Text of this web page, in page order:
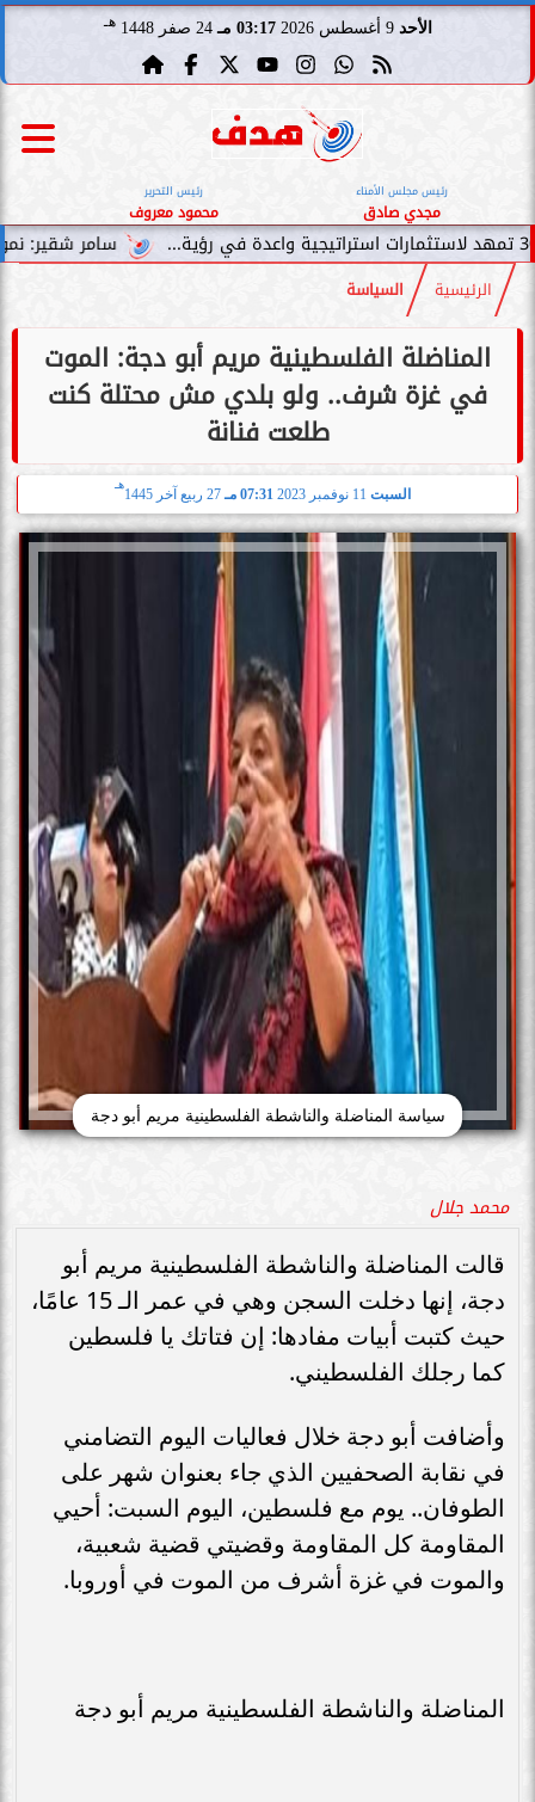
الأحد 9 أغسطس 2026 03:17 مـ 24 صفر 1448 هـ
رئيس مجلس الأمناء
مجدي صادق
رئيس التحرير
محمود معروف
سامر شقير: نمو صناديق
الرئيسية السياسة
المناضلة الفلسطينية مريم أبو دجة: الموت
في غزة شرف.. ولو بلدي مش محتلة كنت
طلعت فنانة
السبت 07:31 مـ 27 ربيع آخر 1445
هـ
سياسة المناضلة والناشطة الفلسطينية مريم أبو دجة
محمد جلال
قالت المناضلة والناشطة الفلسطينية مريم أبو
دجة، إنها دخلت السجن وهي في عمر الـ 15 عامًا،
حيث كتبت أبيات مفادها: إن فتاتك يا فلسطين
كما رجلك الفلسطيني.
وأضافت أبو دجة خلال فعاليات اليوم التضامني
في نقابة الصحفيين الذي جاء بعنوان شهر على
الطوفان.. يوم مع فلسطين، اليوم السبت: أحيي
المقاومة كل المقاومة وقضيتي قضية شعبية،
والموت في غزة أشرف من الموت في أوروبا.
المناضلة والناشطة الفلسطينية مريم أبو دجة